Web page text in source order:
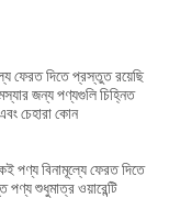
ফেরত দিতে প্রস্তুত রয়েছি
জন্য পণ্যগুলি চিহ্নিত
চেহারা কোন
পণ্য বিনামূল্যে ফেরত দিতে
শুধুমাত্র ওয়ারেন্টি